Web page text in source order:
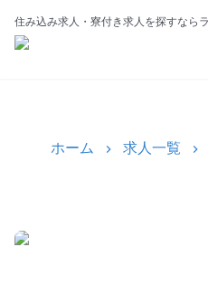
住み込み求人・寮付き求人を探すなら
ホーム 求人一覧